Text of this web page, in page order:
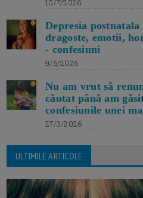
10/7/2026
Depresia
dragoste, emotii,
- confesiuni
9/6/2026
Nu am vrut să
căutat până am
confesiunile unei
27/3/2026
ULTIMILE ARTICOLE